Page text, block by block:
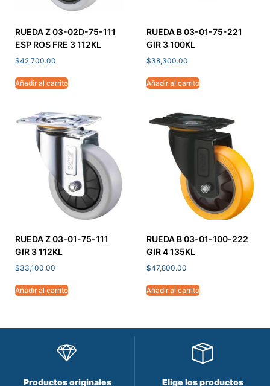
RUEDA Z 03-02D-75-111
ESP ROS FRE 3 112KL
$42,700.00
Añadir al carrito
RUEDA B 03-01-75-221
GIR 3 100KL
$38,300.00
Añadir al carrito
RUEDA Z 03-01-75-111
GIR 3 112KL
$33,100.00
Añadir al carrito
RUEDA B 03-01-100-222
GIR 4 135KL
$47,800.00
Añadir al carrito
Productos originales Elige los productos